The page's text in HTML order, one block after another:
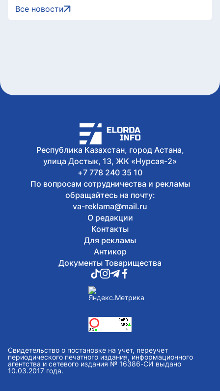
Казахстана и вышла в финал
юниорского ЧМ
10 суток в Астане
Сегодня, 12:00
Избирателям Астаны рекомендуют
заранее проверить данные перед
голосованием
Все новости
Республика Казахстан, город Астана,
улица Достык, 13, ЖК «Нурсая-2»
+7 778 240 35 10
По вопросам сотрудничества и рекламы
обращайтесь на почту:
va-reklama@mail.ru
О редакции
Контакты
Для рекламы
Антикор
Документы Товарищества
Свидетельство о постановке на учет, переучет
периодического печатного издания, информационного
агентства и сетевого издания № 16386-СИ выдано
10.03.2017 года.